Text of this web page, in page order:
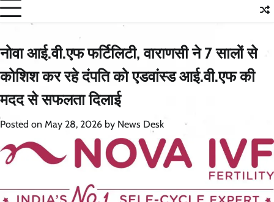
नोवा आई.वी.एफ फर्टिलिटी, वाराणसी ने 7 सालों से
कोशिश कर रहे दंपति को एडवांस्ड आई.वी.एफ की
मदद से सफलता दिलाई
Posted on May 28, 2026 by News Desk